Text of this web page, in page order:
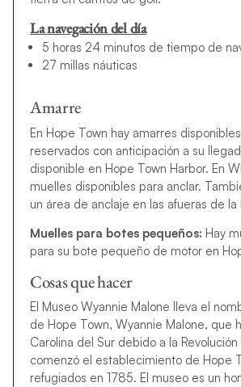
La navegación del día
5 horas 24 minutos de tiempo de
27 millas náuticas
Amarre
En Hope Town hay amarres
reservados con anticipación a su
disponible en Hope Town Harbor. En
muelles disponibles para anclar.
un área de anclaje en las afueras de la
Muelles para botes pequeños: Hay
para su bote pequeño de motor en
Cosas que hacer
El Museo Wyannie Malone lleva el
de Hope Town, Wyannie Malone, que
Carolina del Sur debido a la
comenzó el establecimiento de Hope
refugiados en 1785. El museo es un